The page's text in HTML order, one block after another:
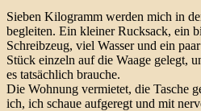
Sieben Kilogramm werden mich in
begleiten. Ein kleiner Rucksack, ein
Schreibzeug, viel Wasser und ein
Stück einzeln auf die Waage gelegt,
es tatsächlich brauche.
Die Wohnung vermietet, die Tasche
ich, ich schaue aufgeregt und mit